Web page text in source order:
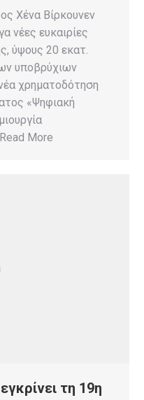
Χένα Βίρκουνεν
νέες ευκαιρίες
ύψους 20 εκατ.
υποβρύχιων
χρηματοδότηση
«Ψηφιακή
More
τη 19η